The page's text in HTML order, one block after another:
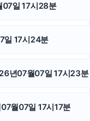
양육권
상간소송
07일 17시28분
일 17시24분
년07월07일 17시23분
월07일 17시17분